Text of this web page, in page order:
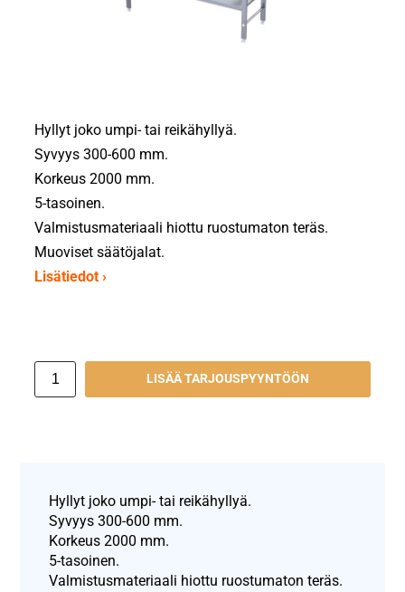
Hyllyt joko umpi- tai reikähyllyä.
Syvyys 300-600 mm.
Korkeus 2000 mm.
5-tasoinen.
Valmistusmateriaali hiottu ruostumaton teräs.
Muoviset säätöjalat.
Lisätiedot ›
LISÄÄ TARJOUSPYYNTÖÖN
Hyllyt joko umpi- tai reikähyllyä.
Syvyys 300-600 mm.
Korkeus 2000 mm.
5-tasoinen.
Valmistusmateriaali hiottu ruostumaton teräs.